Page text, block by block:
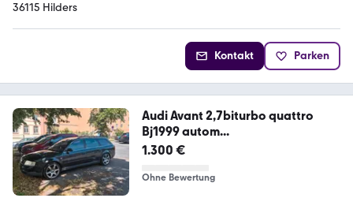
36115 Hilders
Kontakt Parken
Audi Avant 2,7biturbo quattro
Bj1999 autom...
1.300 €
Ohne Bewertung